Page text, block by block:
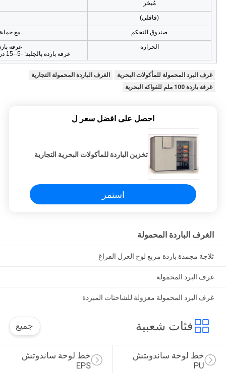
مُبخر
(فافلي)
صندوق التحكم مع
الحرارة
غرفة باردة
غرفة باردة بالجليد: -5--15 درجة مئوية؛ غرفة باردة للأسماك واللحوم: -18--25 درجة مئوية
غرف البرد المحمولة للمأكولات البحرية
الغرف الباردة المحمولة التجارية
غرفة باردة 100 ملم للفواكه البحرية
احصل على افضل سعر ل
تخزين الباردة للمأكولات البحرية التجارية
استمر
الغرف الباردة المحمولة
ثلاجة مجمدة باردة مربع لوح العزل الفراغ
غرف البرد المحمولة
غرف البرد المحمولة معزولة للشاحنات المبردة
فئات شعبية جميع
خط لوحة ساندوتش
EPS
خط لوحة ساندويتش
PU